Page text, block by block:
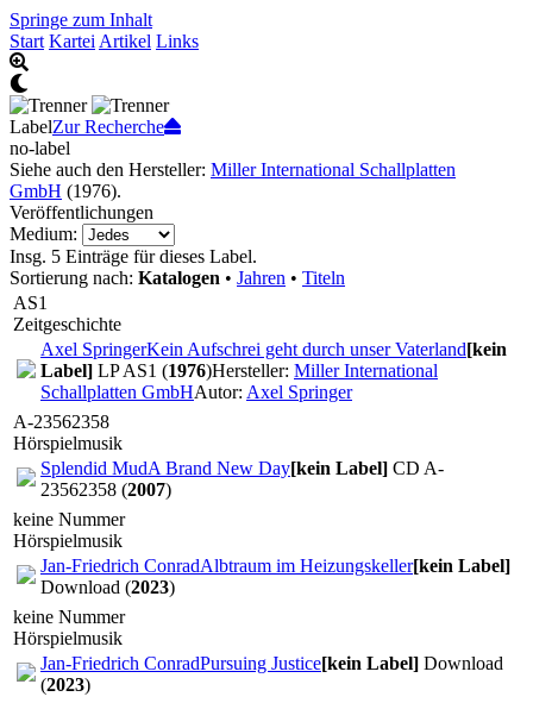
Springe zum Inhalt
Start Kartei Artikel Links
LabelZur Recherche
no-label
Siehe auch den Hersteller: Miller International Schallplatten
GmbH (1976).
Veröffentlichungen
Medium:
Insg. 5 Einträge für dieses Label.
Sortierung nach: Katalogen • Jahren • Titeln
AS1
Zeitgeschichte
Axel SpringerKein Aufschrei geht durch unser Vaterland[kein
Label] LP AS1 (1976)Hersteller: Miller International
Schallplatten GmbHAutor: Axel Springer
A-23562358
Hörspielmusik
Splendid MudA Brand New Day[kein Label] CD A-
23562358 (2007)
keine Nummer
Hörspielmusik
Jan-Friedrich ConradAlbtraum im Heizungskeller[kein Label]
Download (2023)
keine Nummer
Hörspielmusik
Jan-Friedrich ConradPursuing Justice[kein Label] Download
(2023)